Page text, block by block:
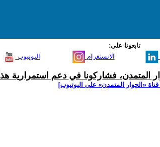
تابعونا على:
اليوتيوب الانستغرام
المتمدن، فشاركونا في دعم استمرارية
‫«الحوار المتمدن» على اليوتيوب]